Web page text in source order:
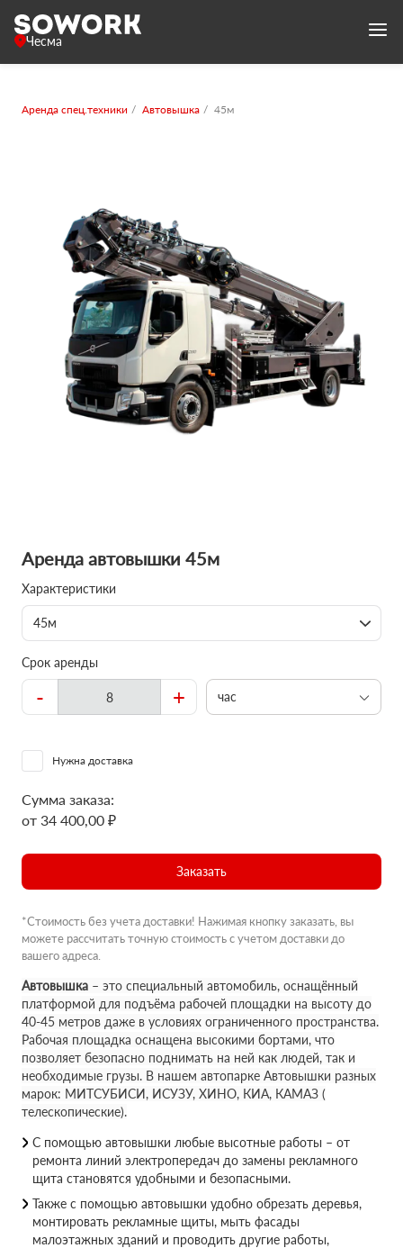
Чесма
Аренда спец.техники Автовышка 45м
Аренда автовышки 45м
Характеристики
45м
Срок аренды
- + час
Нужна доставка
Сумма заказа:
от 34 400,00 ₽
Заказать
*Стоимость без учета доставки! Нажимая кнопку заказать, вы
можете рассчитать точную стоимость с учетом доставки до
вашего адреса.
Автовышка – это специальный автомобиль, оснащённый
платформой для подъёма рабочей площадки на высоту до
40-45 метров даже в условиях ограниченного пространства.
Рабочая площадка оснащена высокими бортами, что
позволяет безопасно поднимать на ней как людей, так и
необходимые грузы. В нашем автопарке Автовышки разных
марок: МИТСУБИСИ, ИСУЗУ, ХИНО, КИА, КАМАЗ (
телескопические).
С помощью автовышки любые высотные работы – от
ремонта линий электропередач до замены рекламного
щита становятся удобными и безопасными.
Также с помощью автовышки удобно обрезать деревья,
монтировать рекламные щиты, мыть фасады
малоэтажных зданий и проводить другие работы,